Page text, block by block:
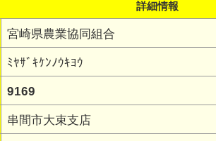
詳細情報
宮崎県農業協同組合
ﾐﾔｻﾞｷｹﾝﾉｳｷﾖｳ
9169
串間市大束支店